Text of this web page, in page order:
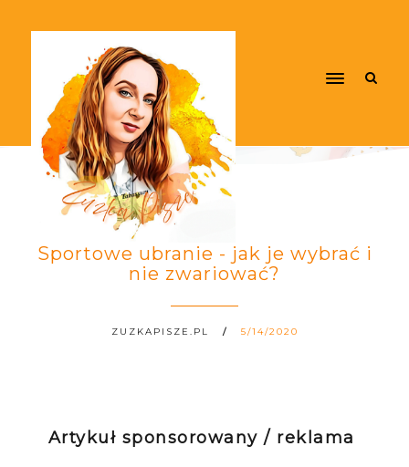
Sportowe ubranie - jak je wybrać i
nie zwariować?
ZUZKAPISZE.PL 5/14/2020
Artykuł sponsorowany / reklama